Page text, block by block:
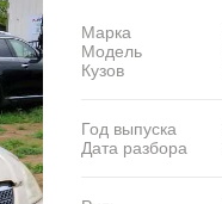
Марка
Модель
Кузов
Год выпуска
Дата разбора
ABARTH
Alfa Romeo
ABARTH
Alfa Romeo